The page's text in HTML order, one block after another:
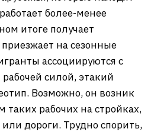
более-менее
итоге получает
на сезонные
ассоциируются с
силой, этакий
Возможно, он возник
таких рабочих на стройках,
дороги. Трудно спорить,